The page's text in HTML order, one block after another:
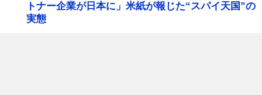
トナー企業が日本に」米紙が報じた“スパイ天国”の
実態